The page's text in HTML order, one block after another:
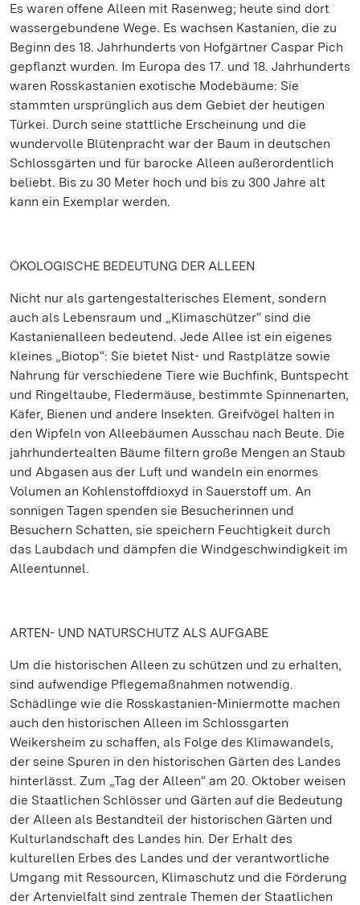
Es waren offene Alleen mit Rasenweg; heute sind dort
wassergebundene Wege. Es wachsen Kastanien, die zu
Beginn des 18. Jahrhunderts von Hofgärtner Caspar Pich
gepflanzt wurden. Im Europa des 17. und 18. Jahrhunderts
waren Rosskastanien exotische Modebäume: Sie
stammten ursprünglich aus dem Gebiet der heutigen
Türkei. Durch seine stattliche Erscheinung und die
wundervolle Blütenpracht war der Baum in deutschen
Schlossgärten und für barocke Alleen außerordentlich
beliebt. Bis zu 30 Meter hoch und bis zu 300 Jahre alt
kann ein Exemplar werden.
ÖKOLOGISCHE BEDEUTUNG DER ALLEEN
Nicht nur als gartengestalterisches Element, sondern
auch als Lebensraum und „Klimaschützer“ sind die
Kastanienalleen bedeutend. Jede Allee ist ein eigenes
kleines „Biotop“: Sie bietet Nist- und Rastplätze sowie
Nahrung für verschiedene Tiere wie Buchfink, Buntspecht
und Ringeltaube, Fledermäuse, bestimmte Spinnenarten,
Käfer, Bienen und andere Insekten. Greifvögel halten in
den Wipfeln von Alleebäumen Ausschau nach Beute. Die
jahrhundertealten Bäume filtern große Mengen an Staub
und Abgasen aus der Luft und wandeln ein enormes
Volumen an Kohlenstoffdioxyd in Sauerstoff um. An
sonnigen Tagen spenden sie Besucherinnen und
Besuchern Schatten, sie speichern Feuchtigkeit durch
das Laubdach und dämpfen die Windgeschwindigkeit im
Alleentunnel.
ARTEN- UND NATURSCHUTZ ALS AUFGABE
Um die historischen Alleen zu schützen und zu erhalten,
sind aufwendige Pflegemaßnahmen notwendig.
Schädlinge wie die Rosskastanien-Miniermotte machen
auch den historischen Alleen im Schlossgarten
Weikersheim zu schaffen, als Folge des Klimawandels,
der seine Spuren in den historischen Gärten des Landes
hinterlässt. Zum „Tag der Alleen“ am 20. Oktober weisen
die Staatlichen Schlösser und Gärten auf die Bedeutung
der Alleen als Bestandteil der historischen Gärten und
Kulturlandschaft des Landes hin. Der Erhalt des
kulturellen Erbes des Landes und der verantwortliche
Umgang mit Ressourcen, Klimaschutz und die Förderung
der Artenvielfalt sind zentrale Themen der Staatlichen